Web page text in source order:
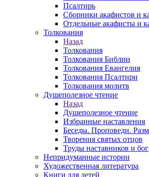
Псалтирь
Сборники акафистов и
Отдельные акафисты и
Толкования
Назад
Толкования
Толкования Библии
Толкования Евангелия
Толкования Псалтири
Толкования молитв
Душеполезное чтение
Назад
Душеполезное чтение
Избранные наставления
Беседы. Проповеди.
Творения святых отцов
Труды наставников и
Непридуманные истории
Художественная литература
Книги для детей